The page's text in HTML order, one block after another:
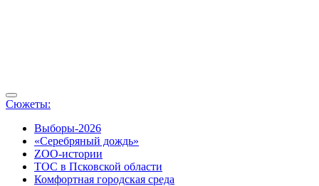
Сюжеты:
Выборы-2026
«Серебряный дождь»
ZOO-истории
ТОС в Псковской области
Комфортная городская среда